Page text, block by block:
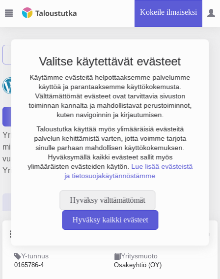
Kokeile ilmaiseksi
Valitse käytettävät evästeet
Käytämme evästeitä helpottaaksemme palvelumme
käyttöä ja parantaaksemme käyttökokemusta.
Välttämättömät evästeet ovat tarvittavia sivuston
toiminnan kannalta ja mahdollistavat perustoiminnot,
kuten navigoinnin ja kirjautumisen.
Taloustutka käyttää myös ylimääräisiä evästeitä
palvelun kehittämistä varten, jotta voimme tarjota
sinulle parhaan mahdollisen käyttökokemuksen.
Hyväksymällä kaikki evästeet sallit myös
ylimääräisten evästeiden käytön. Lue lisää evästeistä
ja tietosuojakäytännöstämme
Hyväksy välttämättömät
Hyväksy kaikki evästeet
Kiinteistöosakeyhtiö
Keskiväli
Yrityksen Kiinteistöosakeyhtiö Keskiväli liikevaihto on 1.8
milj. € ja tulos 97 000 €. Sen päätoimiala on Asuntojen
vuokraus, perustamisvuosi 1978 ja sijainti Mäntyharju.
Yrityksen yhtiömuoto Osakeyhtiö (OY).
Tilinpäätösluvut Päättäjätiedot
Lähde: YTJ, PRH, Traficom
Y-tunnus
0165786-4
Yritysmuoto
Osakeyhtiö (OY)